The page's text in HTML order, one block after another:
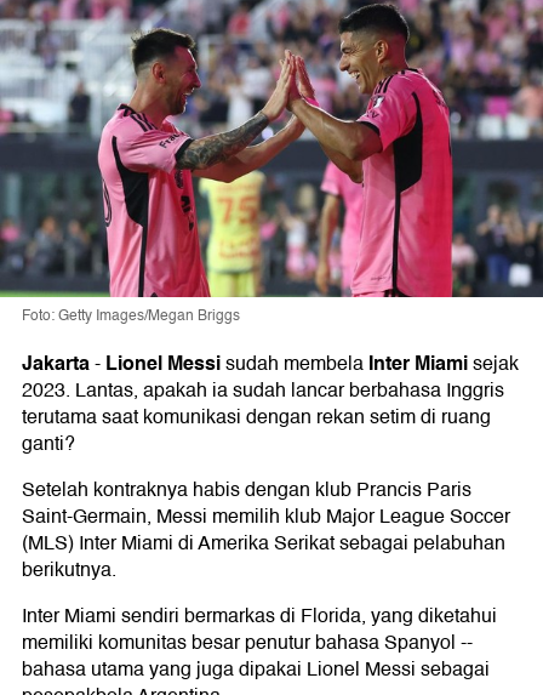
Foto: Getty Images/Megan Briggs
Jakarta-Lionel Messisudah membelaInter Miamisejak
2023. Lantas, apakah ia sudah lancar berbahasa Inggris
terutama saat komunikasi dengan rekan setim di ruang
ganti?
Setelah kontraknya habis dengan klub Prancis Paris
Saint-Germain, Messi memilih klub Major League Soccer
(MLS) Inter Miami di Amerika Serikat sebagai pelabuhan
berikutnya.
Inter Miami sendiri bermarkas di Florida, yang diketahui
memiliki komunitas besar penutur bahasa Spanyol --
bahasa utama yang juga dipakai Lionel Messi sebagai